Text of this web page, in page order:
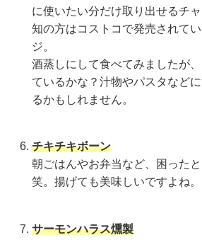
に使いたい分だけ取り出せるチ
知の方はコストコで発売されて
ジ。
酒蒸しにして食べてみましたが
ているかな？汁物やパスタなど
るかもしれません。
チキチキボーン
朝ごはんやお弁当など、困った
笑。揚げても美味しいですよね。
サーモンハラス燻製